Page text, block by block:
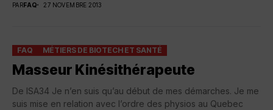
PARFAQ 27 NOVEMBRE 2013
FAQ MÉTIERS DE BIOTECH ET SANTÉ
Masseur Kinésithérapeute
De ISA34 Je n’en suis qu’au début de mes démarches. Je me
suis mise en relation avec l’ordre des physios au Quebec